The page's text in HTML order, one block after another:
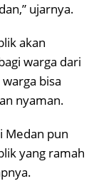
ujarnya.
akan
warga dari
bisa
nyaman.
Medan pun
yang ramah